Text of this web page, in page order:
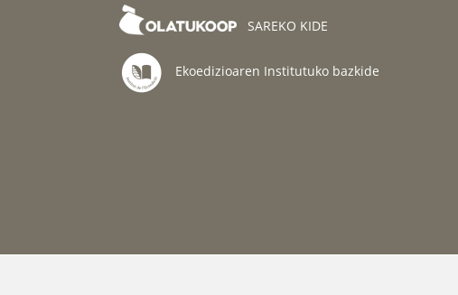
SAREKO KIDE
Ekoedizioaren Institutuko bazkide